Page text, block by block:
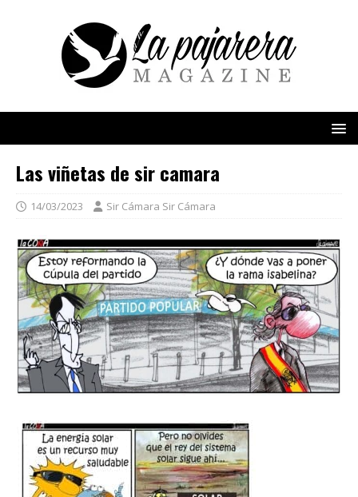
Las viñetas de sir camara
14/03/2023 Sir Cámara Sir Cámara